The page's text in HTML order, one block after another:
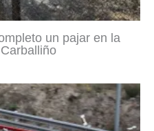
un pajar en la